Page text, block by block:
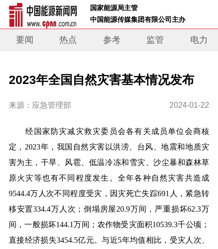
国家能源局主管
中国能源传媒集团有限公司主办
要闻 热点 参考 监管 电力
2023年全国自然灾害基本情况发布
来源：应急管理部 2024-01-22
经国家防灾减灾救灾委员会各有关成员单位会商核
定，2023年，我国自然灾害以洪涝、台风、地震和地质灾
害为主，干旱、风雹、低温冷冻和雪灾、沙尘暴和森林草
原火灾等也有不同程度发生。全年各种自然灾害共造成
9544.4万人次不同程度受灾，因灾死亡失踪691人，紧急转
移安置334.4万人次；倒塌房屋20.9万间，严重损坏62.3万
间，一般损坏144.1万间；农作物受灾面积10539.3千公顷；
直接经济损失3454.5亿元。与近5年均值相比，受灾人次、